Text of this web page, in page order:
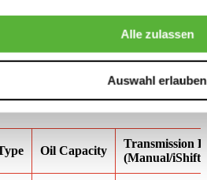
Alle zulassen
Auswahl erlauben
Oil Capacity
Transmission
(Manual/iShift)